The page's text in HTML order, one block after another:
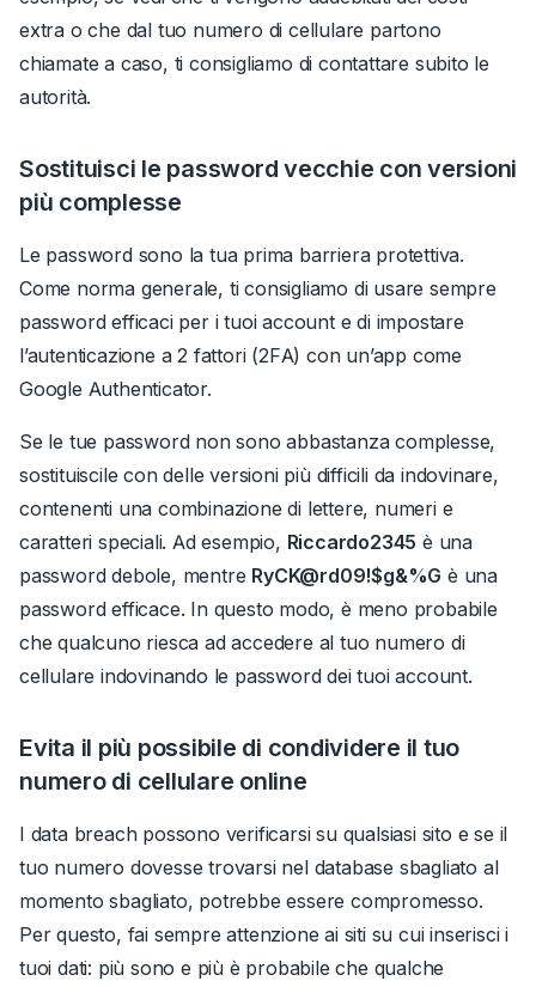
extra o che dal tuo numero di cellulare partono
chiamate a caso, ti consigliamo di contattare subito le
autorità.
Sostituisci le password vecchie con versioni
più complesse
Le password sono la tua prima barriera protettiva.
Come norma generale, ti consigliamo di usare sempre
password efficaci per i tuoi account e di impostare
l’autenticazione a 2 fattori (2FA) con un’app come
Google Authenticator.
Se le tue password non sono abbastanza complesse,
sostituiscile con delle versioni più difficili da indovinare,
contenenti una combinazione di lettere, numeri e
caratteri speciali. Ad esempio, Riccardo2345 è una
password debole, mentre RyCK@rd09!$g&%G è una
password efficace. In questo modo, è meno probabile
che qualcuno riesca ad accedere al tuo numero di
cellulare indovinando le password dei tuoi account.
Evita il più possibile di condividere il tuo
numero di cellulare online
I data breach possono verificarsi su qualsiasi sito e se il
tuo numero dovesse trovarsi nel database sbagliato al
momento sbagliato, potrebbe essere compromesso.
Per questo, fai sempre attenzione ai siti su cui inserisci i
tuoi dati: più sono e più è probabile che qualche